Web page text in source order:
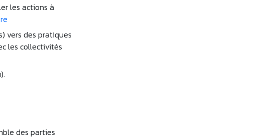
les actions à
vers des pratiques
les collectivités
des parties